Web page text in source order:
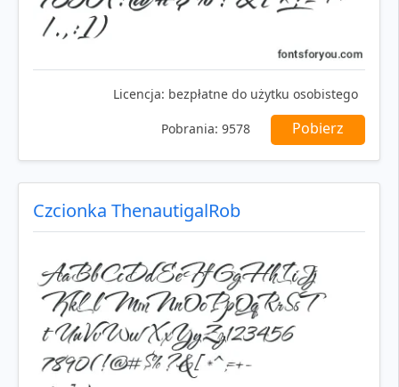
Licencja: bezpłatne do użytku osobistego
Pobrania: 9578 Pobierz
Czcionka ThenautigalRob